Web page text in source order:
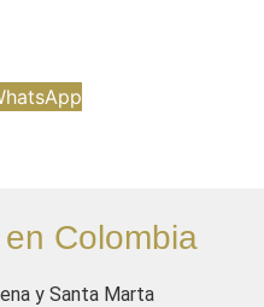
Colombia
y Santa Marta